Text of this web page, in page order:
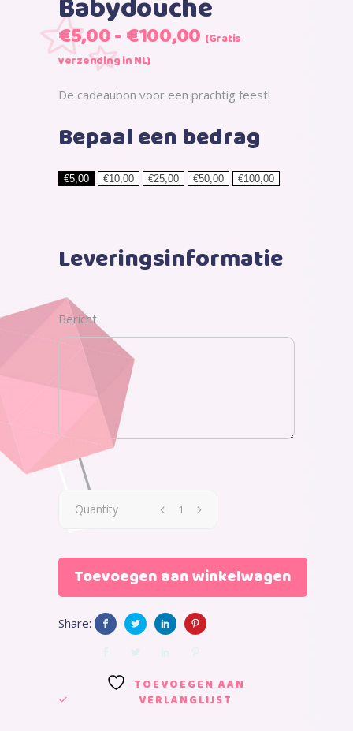
Babydouche
€5,00-€100,00Prijsklasse:
€100,00
(Gratis
verzending in NL)
De cadeaubon voor een prachtig feest!
Bepaal een bedrag
€5,00 €10,00 €25,00 €50,00 €100,00
Leveringsinformatie
Bericht:
Quantity
Toevoegen aan winkelwagen
Share:
TOEVOEGEN AAN
VERLANGLIJST